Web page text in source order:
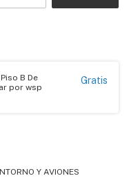
B De
por wsp
Gratis
Y AVIONES